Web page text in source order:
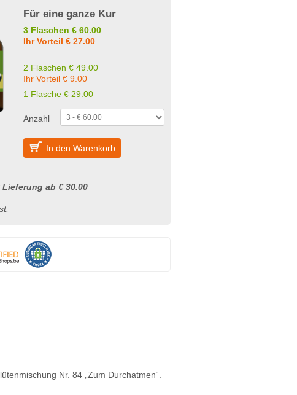
Für eine ganze Kur
3 Flaschen € 60.00
Ihr Vorteil € 27.00
2 Flaschen € 49.00
Ihr Vorteil € 9.00
1 Flasche € 29.00
Anzahl
In den Warenkorb
Lieferung ab € 30.00
Nr. 84 „Zum Durchatmen“.